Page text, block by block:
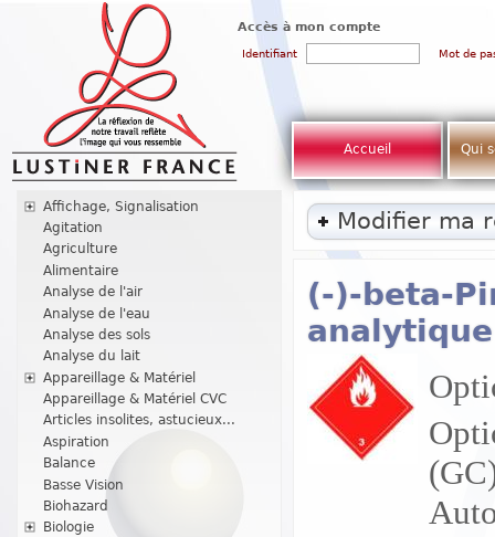
Accès à mon compte
Identifiant Mot de
Accueil Qui
Affichage, Signalisation
Agitation
Agriculture
Alimentaire
Analyse de l'air
Analyse de l'eau
Analyse des sols
Analyse du lait
Appareillage & Matériel
Appareillage & Matériel CVC
Articles insolites, astucieux...
Aspiration
Balance
Basse Vision
Biohazard
Biologie
Modifier ma
(-)-beta-